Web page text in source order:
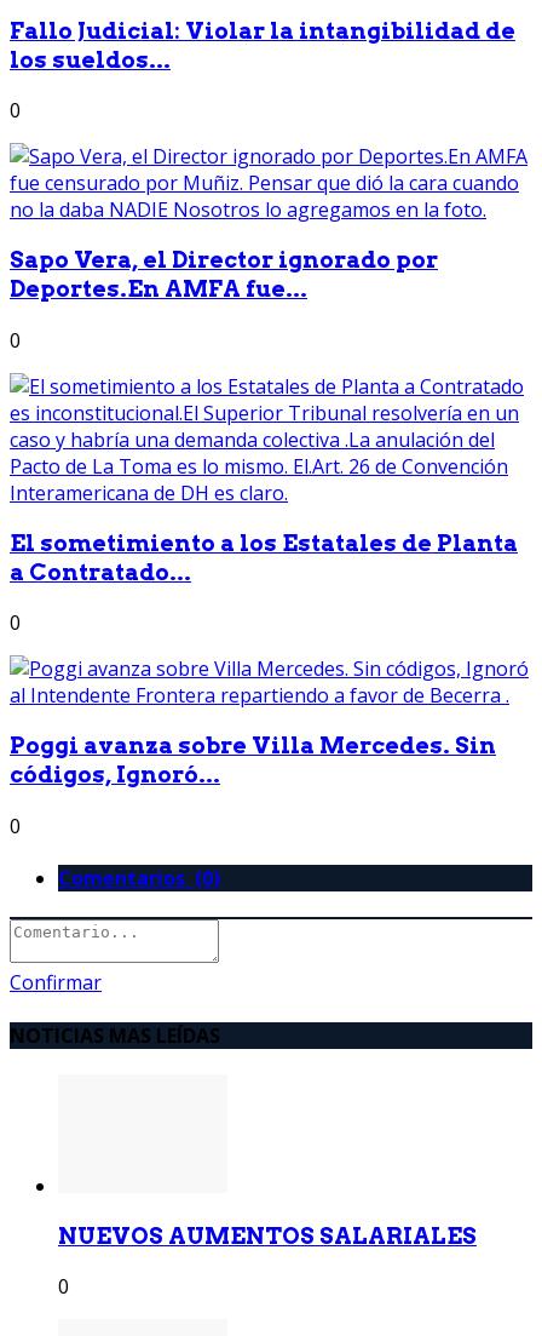
Fallo Judicial: Violar la intangibilidad de
los sueldos...
0
Sapo Vera, el Director ignorado por
Deportes.En AMFA fue...
0
El sometimiento a los Estatales de Planta
a Contratado...
0
Poggi avanza sobre Villa Mercedes. Sin
códigos, Ignoró...
0
Comentarios (0)
Confirmar
NOTICIAS MAS LEÍDAS
NUEVOS AUMENTOS SALARIALES
0